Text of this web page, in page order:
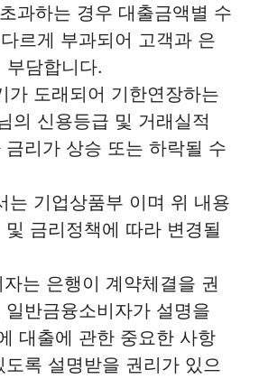
과하는 경우 대출금액별 수
르게 부과되어 고객과 은
부담합니다.
가 도래되어 기한연장하는
의 신용등급 및 거래실적
금리가 상승 또는 하락될 수
는 기업상품부 이며 위 내용
금리정책에 따라 변경될
는 은행이 계약체결을 권
반금융소비자가 설명을
대출에 관한 중요한 사항
록 설명받을 권리가 있으